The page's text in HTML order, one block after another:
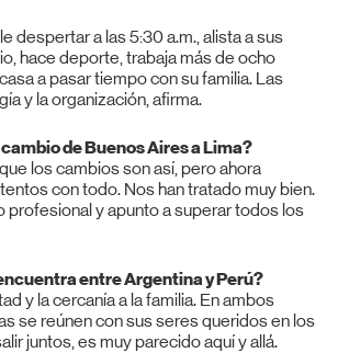
despertar a las 5:30 a.m., alista a sus
hace deporte, trabaja más de ocho
a pasar tiempo con su familia. Las
y la organización, afirma.
de Buenos Aires a Lima?
los cambios son así, pero ahora
con todo. Nos han tratado muy bien.
profesional y apunto a superar todos los
entre Argentina y Perú?
y la cercanía a la familia. En ambos
se reúnen con sus seres queridos en los
juntos, es muy parecido aquí y allá.